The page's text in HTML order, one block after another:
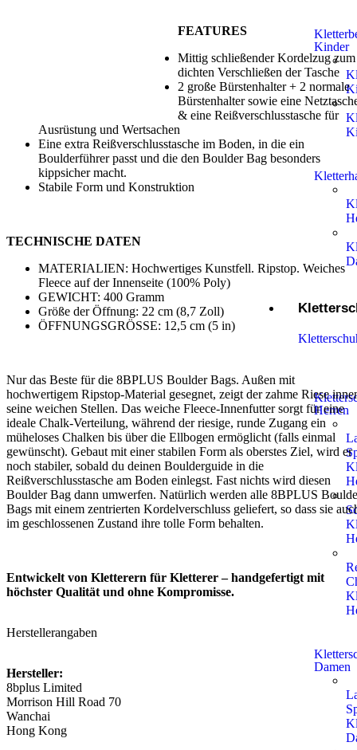
Kinder
Herren
Damen
FEATURES
Mittig schließender Kordelzug zum
dichten Verschließen der Tasche
2 große Bürstenhalter + 2 normale
Bürstenhalter sowie eine
& eine Reißverschlusstasche für
Ausrüstung und Wertsachen
Eine extra Reißverschlusstasche im Boden, in die ein
Boulderführer passt und die den Boulder Bag besonders
kippsicher macht.
Stabile Form und Konstruktion
TECHNISCHE DATEN
MATERIALIEN: Hochwertiges Kunstfell. Ripstop. Weiches
Fleece auf der Innenseite (100% Poly)
GEWICHT: 400 Gramm
Größe der Öffnung: 22 cm (8,7 Zoll)
ÖFFNUNGSGRÖSSE: 12,5 cm (5 in)
Nur das Beste für die 8BPLUS Boulder Bags. Außen mit
hochwertigem Ripstop-Material gesegnet, zeigt der zahme Riese
seine weichen Stellen. Das weiche Fleece-Innenfutter sorgt für eine
ideale Chalk-Verteilung, während der riesige, runde Zugang ein
müheloses Chalken bis über die Ellbogen ermöglicht (falls einmal
gewünscht). Gebaut mit einer stabilen Form als oberstes Ziel, wird er
noch stabiler, sobald du deinen Boulderguide in die
Reißverschlusstasche am Boden einlegst. Fast nichts wird diesen
Boulder Bag dann umwerfen. Natürlich werden alle 8BPLUS
Bags mit einem zentrierten Kordelverschluss geliefert, so dass sie
im geschlossenen Zustand ihre tolle Form behalten.
Entwickelt von Kletterern für Kletterer – handgefertigt mit
höchster Qualität und ohne Kompromisse.
Herstellerangaben
Hersteller:
8bplus Limited
Morrison Hill Road 70
Wanchai
Hong Kong